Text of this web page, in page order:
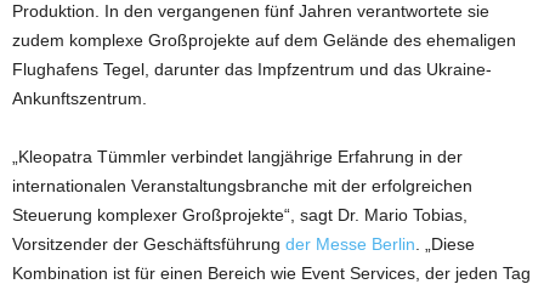
Produktion. In den vergangenen fünf Jahren verantwortete sie
zudem komplexe Großprojekte auf dem Gelände des ehemaligen
Flughafens Tegel, darunter das Impfzentrum und das Ukraine-
Ankunftszentrum.
„Kleopatra Tümmler verbindet langjährige Erfahrung in der
internationalen Veranstaltungsbranche mit der erfolgreichen
Steuerung komplexer Großprojekte“, sagt Dr. Mario Tobias,
Vorsitzender der Geschäftsführung der Messe Berlin . „Diese
Kombination ist für einen Bereich wie Event Services, der jeden Tag